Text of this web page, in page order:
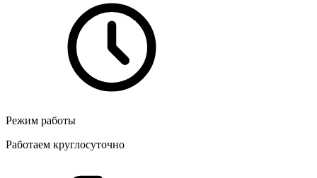
Режим работы
Работаем круглосуточно